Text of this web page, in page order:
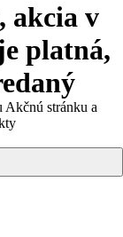
akcia v
platná,
Akčnú stránku a